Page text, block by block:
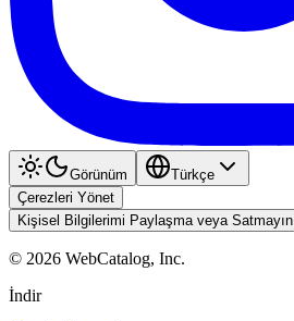
Görünüm
Türkçe
Çerezleri Yönet
Kişisel Bilgilerimi Paylaşma veya Satmayın
© 2026 WebCatalog, Inc.
İndir